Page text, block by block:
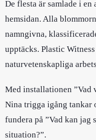
De flesta är samlade i
hemsidan. Alla
namngivna,
upptäcks. Plastic
naturvetenskapliga
Med installationen ”Vad
Nina trigga igång tankar
fundera på ”Vad kan
situation?”.